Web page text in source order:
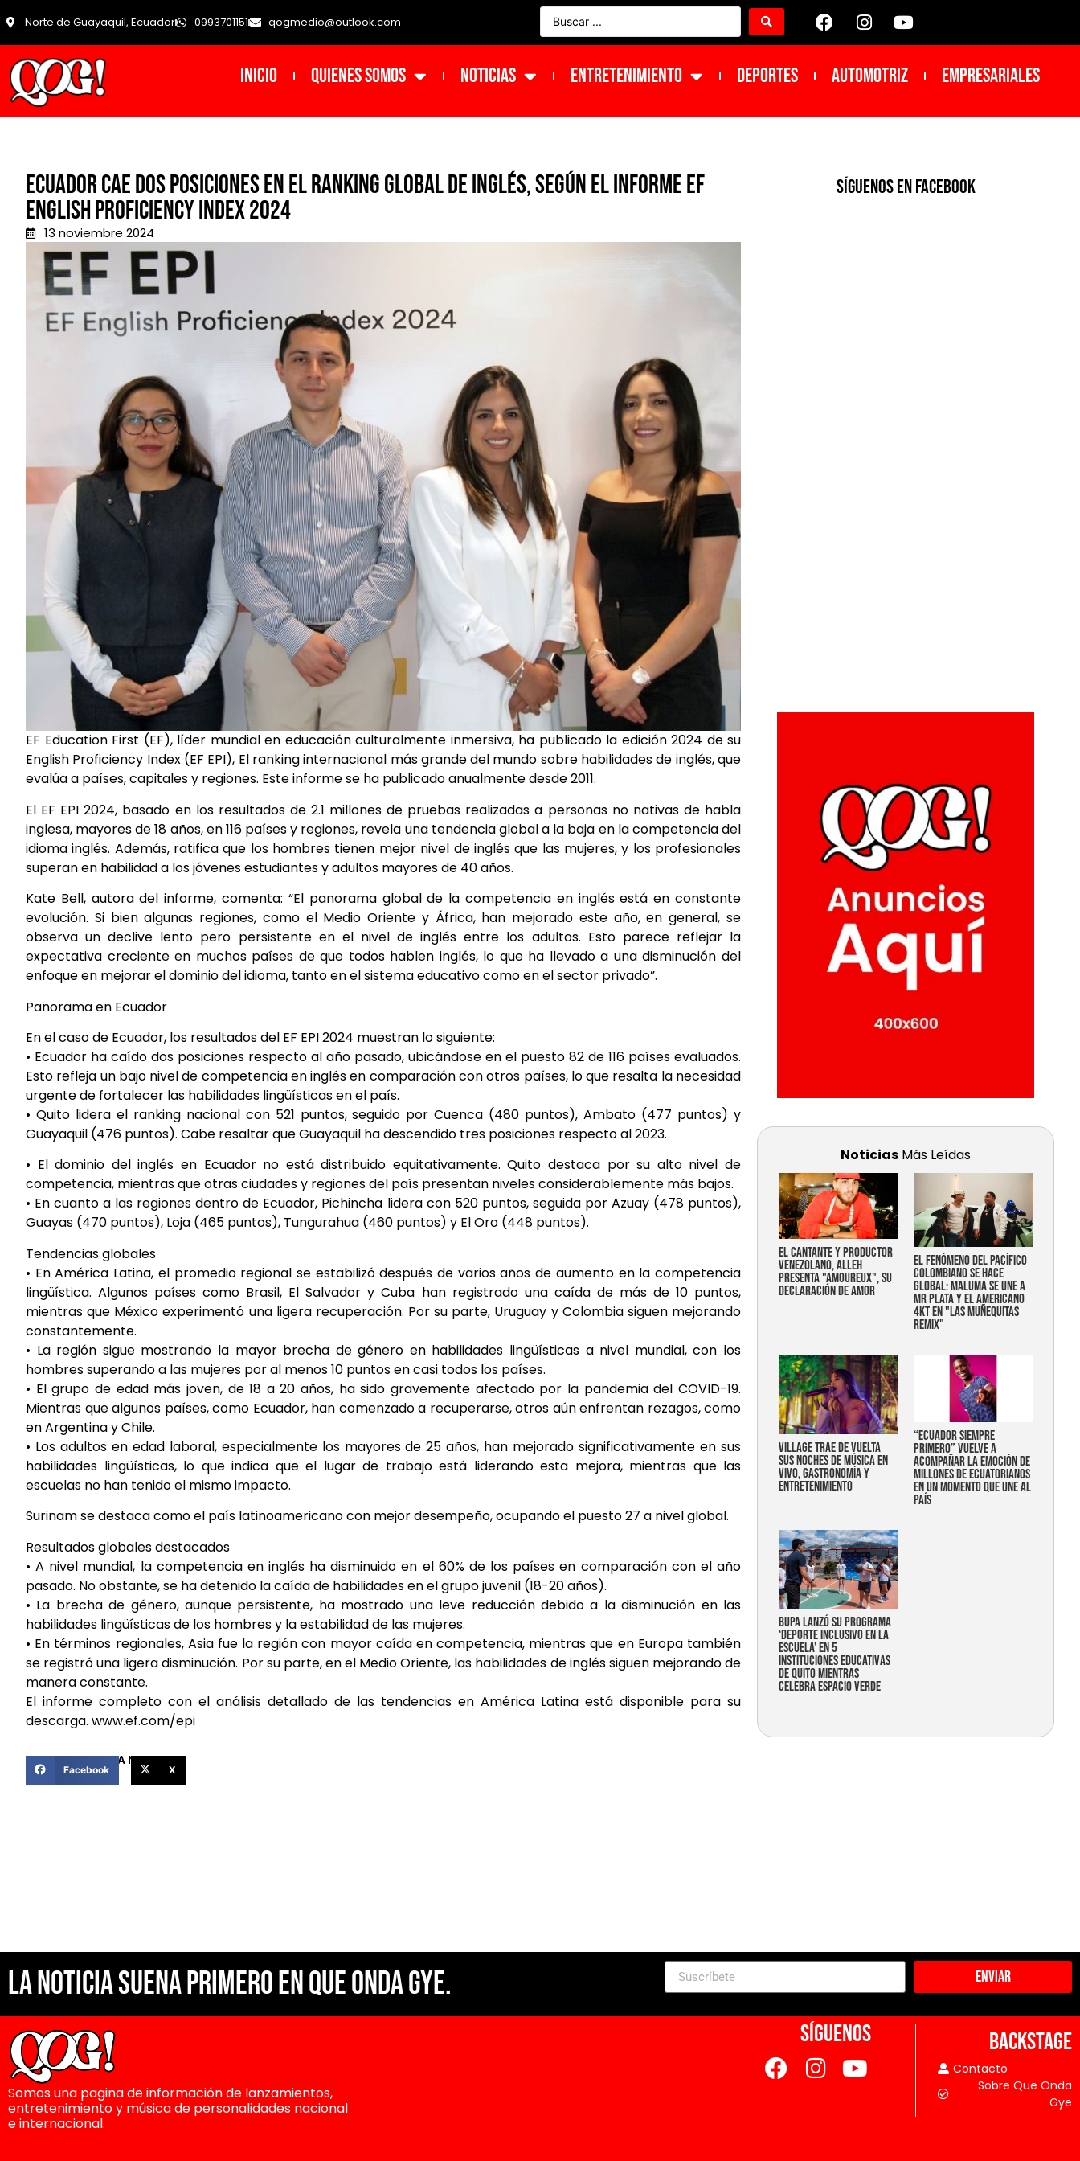
Norte de Guayaquil, Ecuador 0993701151 qogmedio@outlook.com
INICIO Quienes Somos NOTICIAS ENTRETENIMIENTO DEPORTES Automotriz Empresariales
Ecuador cae dos posiciones en el ranking global de inglés, según el informe EF
English Proficiency Index 2024
13 noviembre 2024
EF Education First (EF), líder mundial en educación culturalmente inmersiva, ha publicado la edición 2024 de su
English Proficiency Index (EF EPI), El ranking internacional más grande del mundo sobre habilidades de inglés, que
evalúa a países, capitales y regiones. Este informe se ha publicado anualmente desde 2011.
El EF EPI 2024, basado en los resultados de 2.1 millones de pruebas realizadas a personas no nativas de habla
inglesa, mayores de 18 años, en 116 países y regiones, revela una tendencia global a la baja en la competencia del
idioma inglés. Además, ratifica que los hombres tienen mejor nivel de inglés que las mujeres, y los profesionales
superan en habilidad a los jóvenes estudiantes y adultos mayores de 40 años.
Kate Bell, autora del informe, comenta: “El panorama global de la competencia en inglés está en constante
evolución. Si bien algunas regiones, como el Medio Oriente y África, han mejorado este año, en general, se
observa un declive lento pero persistente en el nivel de inglés entre los adultos. Esto parece reflejar la
expectativa creciente en muchos países de que todos hablen inglés, lo que ha llevado a una disminución del
enfoque en mejorar el dominio del idioma, tanto en el sistema educativo como en el sector privado”.
Panorama en Ecuador
En el caso de Ecuador, los resultados del EF EPI 2024 muestran lo siguiente:
• Ecuador ha caído dos posiciones respecto al año pasado, ubicándose en el puesto 82 de 116 países evaluados.
Esto refleja un bajo nivel de competencia en inglés en comparación con otros países, lo que resalta la necesidad
urgente de fortalecer las habilidades lingüísticas en el país.
• Quito lidera el ranking nacional con 521 puntos, seguido por Cuenca (480 puntos), Ambato (477 puntos) y
Guayaquil (476 puntos). Cabe resaltar que Guayaquil ha descendido tres posiciones respecto al 2023.
• El dominio del inglés en Ecuador no está distribuido equitativamente. Quito destaca por su alto nivel de
competencia, mientras que otras ciudades y regiones del país presentan niveles considerablemente más bajos.
• En cuanto a las regiones dentro de Ecuador, Pichincha lidera con 520 puntos, seguida por Azuay (478 puntos),
Guayas (470 puntos), Loja (465 puntos), Tungurahua (460 puntos) y El Oro (448 puntos).
Tendencias globales
• En América Latina, el promedio regional se estabilizó después de varios años de aumento en la competencia
lingüística. Algunos países como Brasil, El Salvador y Cuba han registrado una caída de más de 10 puntos,
mientras que México experimentó una ligera recuperación. Por su parte, Uruguay y Colombia siguen mejorando
constantemente.
• La región sigue mostrando la mayor brecha de género en habilidades lingüísticas a nivel mundial, con los
hombres superando a las mujeres por al menos 10 puntos en casi todos los países.
• El grupo de edad más joven, de 18 a 20 años, ha sido gravemente afectado por la pandemia del COVID-19.
Mientras que algunos países, como Ecuador, han comenzado a recuperarse, otros aún enfrentan rezagos, como
en Argentina y Chile.
• Los adultos en edad laboral, especialmente los mayores de 25 años, han mejorado significativamente en sus
habilidades lingüísticas, lo que indica que el lugar de trabajo está liderando esta mejora, mientras que las
escuelas no han tenido el mismo impacto.
Surinam se destaca como el país latinoamericano con mejor desempeño, ocupando el puesto 27 a nivel global.
Resultados globales destacados
• A nivel mundial, la competencia en inglés ha disminuido en el 60% de los países en comparación con el año
pasado. No obstante, se ha detenido la caída de habilidades en el grupo juvenil (18-20 años).
• La brecha de género, aunque persistente, ha mostrado una leve reducción debido a la disminución en las
habilidades lingüísticas de los hombres y la estabilidad de las mujeres.
• En términos regionales, Asia fue la región con mayor caída en competencia, mientras que en Europa también
se registró una ligera disminución. Por su parte, en el Medio Oriente, las habilidades de inglés siguen mejorando de
manera constante.
El informe completo con el análisis detallado de las tendencias en América Latina está disponible para su
descarga. www.ef.com/epi
COMPARTIR ESTA NOTICIA
Facebook X
SíGUENOS EN FACEBOOK
Noticias Más Leídas
EL CANTANTE Y PRODUCTOR
VENEZOLANO, ALLEH
PRESENTA "AMOUREUX", SU
DECLARACIÓN DE AMOR
EL FENÓMENO DEL PACÍFICO
COLOMBIANO SE HACE
GLOBAL: MALUMA SE UNE A
MR PLATA Y EL AMERICANO
4KT EN "LAS MUÑEQUITAS
REMIX"
Village trae de vuelta
sus noches de música en
vivo, gastronomía y
entretenimiento
“Ecuador siempre
primero” vuelve a
acompañar la emoción de
millones de ecuatorianos
en un momento que une al
país
Bupa lanzó su programa
‘Deporte Inclusivo en la
Escuela’ en 5
instituciones educativas
de Quito mientras
celebra espacio verde
La noticia suena primero en Que Onda Gye. Enviar
Somos una pagina de información de lanzamientos,
entretenimiento y música de personalidades nacional
e internacional.
SÍGUENOS BACKSTAGE
Contacto
Sobre Que Onda
Gye